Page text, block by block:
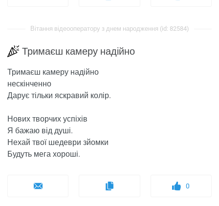
Вітання відеооператору з днем ​​народження (id: 82584)
Тримаєш камеру надійно
Тримаєш камеру надійно
нескінченно
Дарує тільки яскравий колір.
Нових творчих успіхів
Я бажаю від душі.
Нехай твої шедеври зйомки
Будуть мега хороші.
0